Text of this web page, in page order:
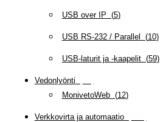
USB over IP (5)
USB RS-232 / Parallel (10)
USB-laturit ja -kaapelit(59)
Vedonlyönti
MonivetoWeb(12)
Verkkovirta ja automaatio(